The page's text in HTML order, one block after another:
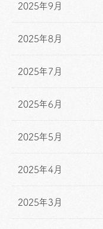
2025年9月
2025年8月
2025年7月
2025年6月
2025年5月
2025年4月
2025年3月